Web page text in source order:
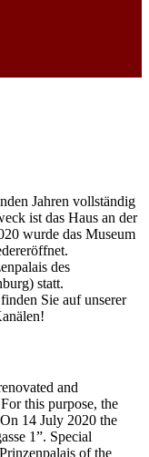
Jahren vollständig
ist das Haus an der
wurde das Museum
des
statt.
Sie auf unserer
and
this purpose, the
14 July 2020 the
1”. Special
of the